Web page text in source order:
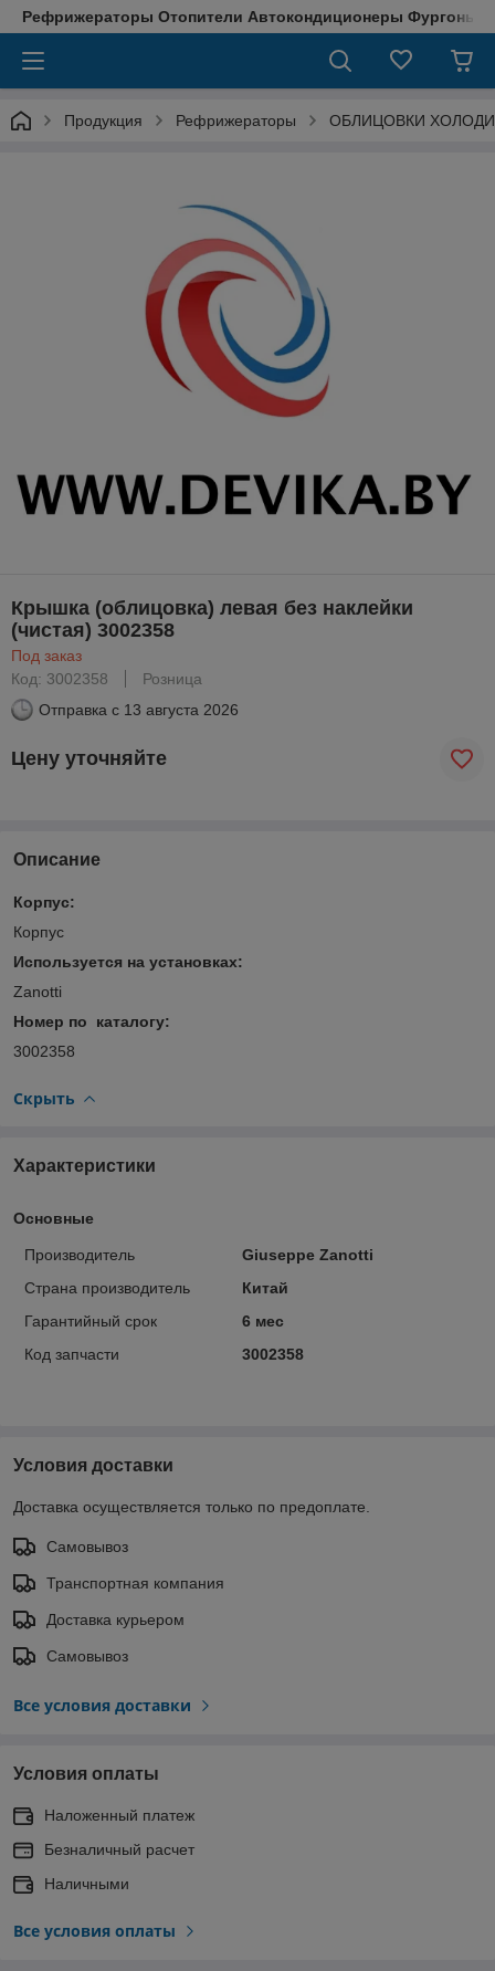
Рефрижераторы Отопители Автокондиционеры Фургоны
Продукция Рефрижераторы ОБЛИЦОВКИ
Крышка (облицовка) левая без наклейки
(чистая) 3002358
Под заказ
Код: 3002358
Розница
Отправка с 13 августа 2026
Цену уточняйте
Описание
Корпус:
Корпус
Используется на установках:
Zanotti
Номер по каталогу:
3002358
Скрыть
Характеристики
Основные
Производитель
Giuseppe Zanotti
Страна производитель
Китай
Гарантийный срок
6 мес
Код запчасти
3002358
Условия доставки
Доставка осуществляется только по предоплате.
Самовывоз
Транспортная компания
Доставка курьером
Самовывоз
Все условия доставки
Условия оплаты
Наложенный платеж
Безналичный расчет
Наличными
Все условия оплаты